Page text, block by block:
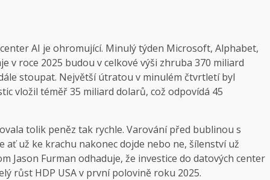
AI je ohromující. Minulý týden Microsoft, Alphabet,
v roce 2025 budou v celkové výši zhruba 370 miliard
stoupat. Největší útratou v minulém čtvrtletí byl
vložil téměř 35 miliard dolarů, což odpovídá 45
tolik peněz tak rychle. Varování před bublinou s
už ke krachu nakonec dojde nebo ne, šílenství už
Jason Furman odhaduje, že investice do datových center
růst HDP USA v první polovině roku 2025.